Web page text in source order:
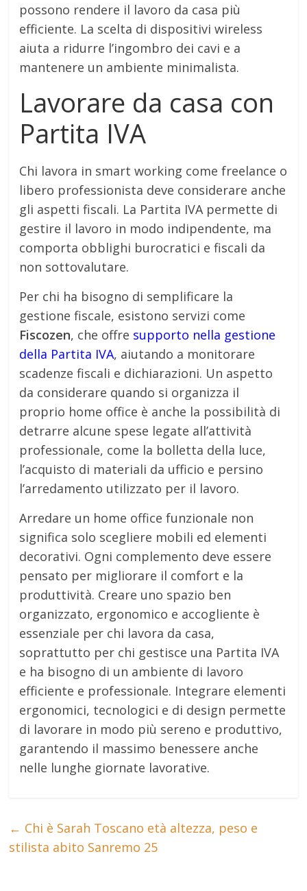
possono rendere il lavoro da casa più
efficiente. La scelta di dispositivi wireless
aiuta a ridurre l’ingombro dei cavi e a
mantenere un ambiente minimalista.
Lavorare da casa con
Partita IVA
Chi lavora in smart working come freelance o
libero professionista deve considerare anche
gli aspetti fiscali. La Partita IVA permette di
gestire il lavoro in modo indipendente, ma
comporta obblighi burocratici e fiscali da
non sottovalutare.
Per chi ha bisogno di semplificare la
gestione fiscale, esistono servizi come
Fiscozen, che offre supporto nella gestione
della Partita IVA, aiutando a monitorare
scadenze fiscali e dichiarazioni. Un aspetto
da considerare quando si organizza il
proprio home office è anche la possibilità di
detrarre alcune spese legate all’attività
professionale, come la bolletta della luce,
l’acquisto di materiali da ufficio e persino
l’arredamento utilizzato per il lavoro.
Arredare un home office funzionale non
significa solo scegliere mobili ed elementi
decorativi. Ogni complemento deve essere
pensato per migliorare il comfort e la
produttività. Creare uno spazio ben
organizzato, ergonomico e accogliente è
essenziale per chi lavora da casa,
soprattutto per chi gestisce una Partita IVA
e ha bisogno di un ambiente di lavoro
efficiente e professionale. Integrare elementi
ergonomici, tecnologici e di design permette
di lavorare in modo più sereno e produttivo,
garantendo il massimo benessere anche
nelle lunghe giornate lavorative.
← Chi è Sarah Toscano età altezza, peso e
stilista abito Sanremo 25